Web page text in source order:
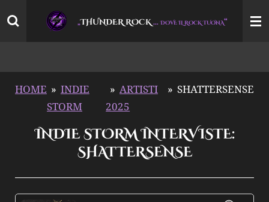
Vai
„THUNDER ROCK…DOVE IL ROCK TUONA“
HOME » INDIE
STORM
» ARTISTI
2025
» SHATTERSENSE
INDIE STORM INTERVISTE:
SHATTERSENSE